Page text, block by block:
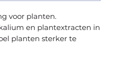
voor planten.
en plantextracten in
planten sterker te